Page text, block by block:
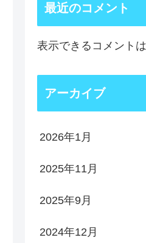
最近のコメント
表示できるコメント
アーカイブ
2026年1月
2025年11月
2025年9月
2024年12月